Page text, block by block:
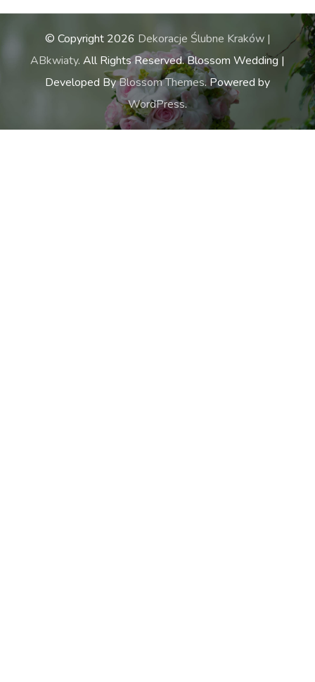
© Copyright 2026 Dekoracje Ślubne Kraków |
ABkwiaty. All Rights Reserved.Blossom Wedding |
Developed ByBlossom Themes. Powered by
WordPress.